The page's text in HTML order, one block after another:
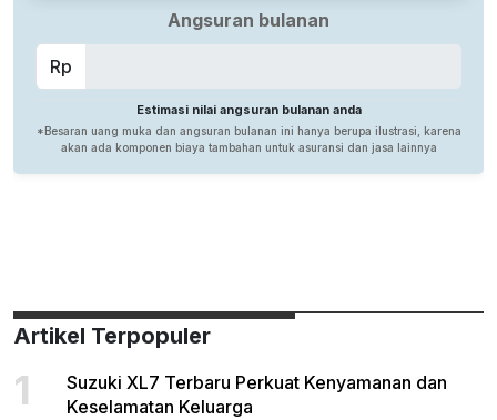
Artikel Terpopuler
1
Suzuki XL7 Terbaru Perkuat Kenyamanan dan
Keselamatan Keluarga